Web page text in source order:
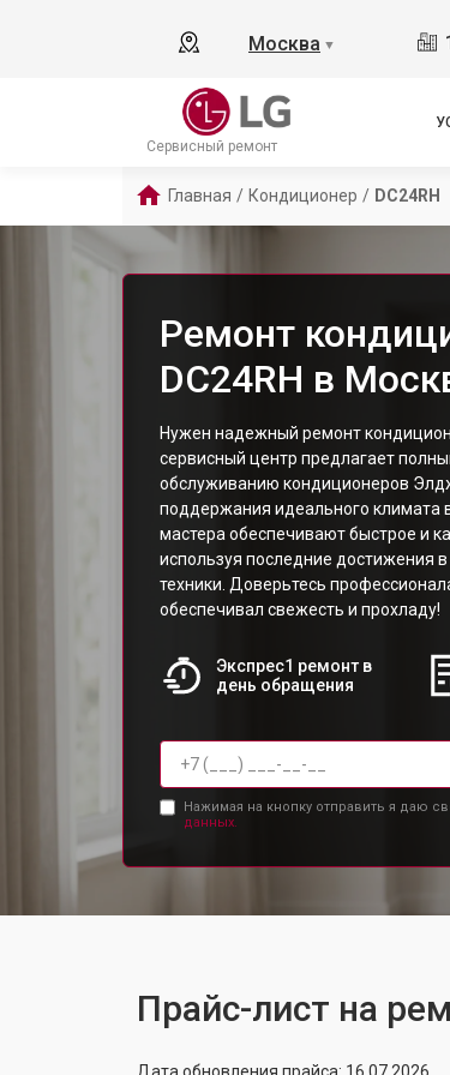
Москва ▼
Сервисный ремонт
Главная / Кондиционер / DC24RH
Ремонт
DC24RH в
Нужен надежный ремонт
сервисный центр предлагает
обслуживанию кондиционеров
поддержания идеального
мастера обеспечивают быстрое и
используя последние достижения
техники. Доверьтесь
обеспечивал свежесть и прохладу!
Экспрес1 ремонт в
день обращения
Нажимая на кнопку отправить я даю
данных.
Прайс-лист на
Дата обновления прайса: 16.07.2026